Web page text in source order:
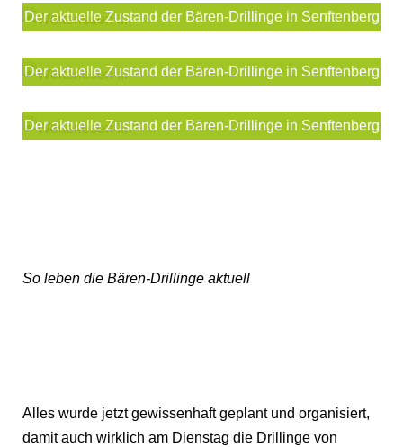
Der aktuelle Zustand der Bären-Drillinge in Senftenberg
Der aktuelle Zustand der Bären-Drillinge in Senftenberg
Der aktuelle Zustand der Bären-Drillinge in Senftenberg
So leben die Bären-Drillinge aktuell
Alles wurde jetzt gewissenhaft geplant und organisiert,
damit auch wirklich am Dienstag die Drillinge von